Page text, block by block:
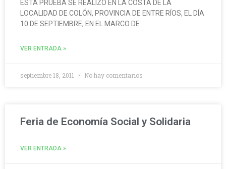
ESTA PRUEBA SE REALIZÓ EN LA COSTA DE LA
LOCALIDAD DE COLÓN, PROVINCIA DE ENTRE RÍOS, EL DÍA
10 DE SEPTIEMBRE, EN EL MARCO DE
VER ENTRADA »
septiembre 18, 2011 No hay comentarios
Feria de Economía Social y Solidaria
VER ENTRADA »